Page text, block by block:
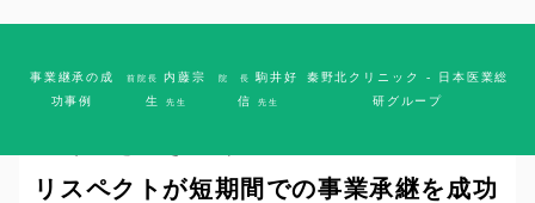
事業継承の成
功事例
前院長
内藤宗
生
先生
院 長
駒井好
信
先生
秦野北クリニック - 日本医業総
研グループ
37年間、全力で育て守ってきた地域医療
リスペクトが短期間での事業承継を成功